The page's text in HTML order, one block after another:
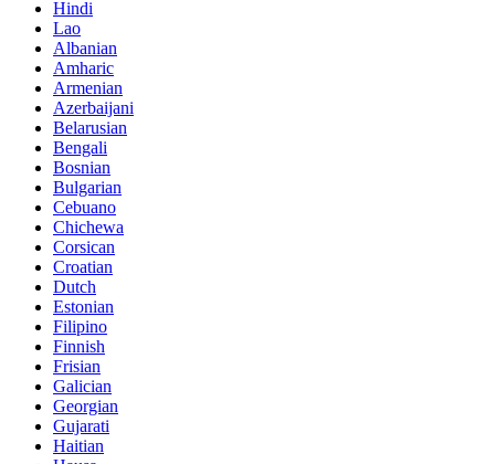
Hindi
Lao
Albanian
Amharic
Armenian
Azerbaijani
Belarusian
Bengali
Bosnian
Bulgarian
Cebuano
Chichewa
Corsican
Croatian
Dutch
Estonian
Filipino
Finnish
Frisian
Galician
Georgian
Gujarati
Haitian